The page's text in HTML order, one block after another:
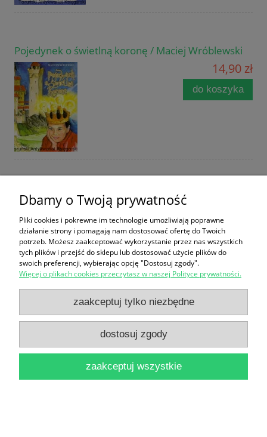
Pojedynek o świetlną koronę / Maciej Wróblewski
14,90 zł
do koszyka
Pożegnanie z Bekiem Martyną / Jerzy Korczak
12,90 zł
do koszyka
Poczekajki : co robić, gdy nie ma co robić / Mireia
Trius, Esther Burgueno
25,90 zł
Dbamy o Twoją prywatność
Pliki cookies i pokrewne im technologie umożliwiają poprawne
działanie strony i pomagają nam dostosować ofertę do Twoich
potrzeb. Możesz zaakceptować wykorzystanie przez nas wszystkich
tych plików i przejść do sklepu lub dostosować użycie plików do
swoich preferencji, wybierając opcję "Dostosuj zgody".
Więcej o plikach cookies przeczytasz w naszej Polityce prywatności.
zaakceptuj tylko niezbędne
dostosuj zgody
zaakceptuj wszystkie